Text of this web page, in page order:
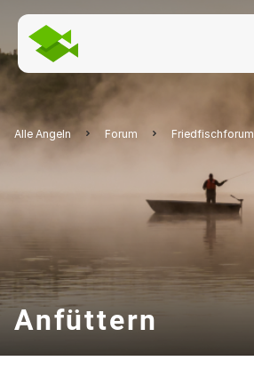
Alle Angeln Forum Friedfischforum
Anfüttern